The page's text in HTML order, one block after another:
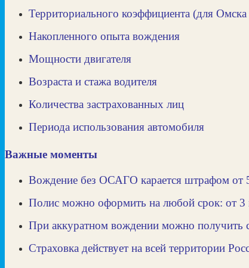
Территориального коэффициента (для
Накопленного опыта вождения
Мощности двигателя
Возраста и стажа водителя
Количества застрахованных лиц
Периода использования автомобиля
Важные моменты
Вождение без ОСАГО карается штрафом от
Полис можно оформить на любой срок: от 3
При аккуратном вождении можно получить
Страховка действует на всей территории